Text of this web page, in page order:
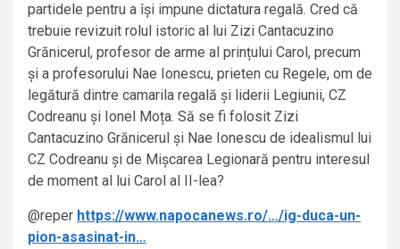
partidele pentru a își impune dictatura regală. Cred că
trebuie revizuit rolul istoric al lui Zizi Cantacuzino
Grănicerul, profesor de arme al prințului Carol, precum
și a profesorului Nae Ionescu, prieten cu Regele, om de
legătură dintre camarila regală și liderii Legiunii, CZ
Codreanu și Ionel Moța. Să se fi folosit Zizi
Cantacuzino Grănicerul și Nae Ionescu de idealismul lui
CZ Codreanu și de Mișcarea Legionară pentru interesul
de moment al lui Carol al II-lea?
@reper https://www.napocanews.ro/…/ig-duca-un-
pion-asasinat-in…